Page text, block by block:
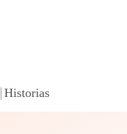
Historias